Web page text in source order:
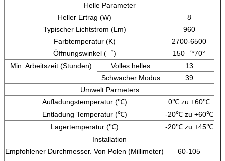
Helle Parameter
Heller Ertrag (W)
8
Typischer Lichtstrom (Lm)
960
Farbtemperatur (K)
2700-6500
Öffnungswinkel (゜)
150゜*70°
Min. Arbeitszeit (Stunden)
Volles helles
13
Schwacher Modus
39
Umwelt Parmeters
Aufladungstemperatur (℃)
0℃ zu +60℃
Entladung Temperatur (℃)
-20℃ zu +60℃
Lagertemperatur (℃)
-20℃ zu +45℃
Installation
Empfohlener Durchmesser. Von Polen (Millimeter)
60-105